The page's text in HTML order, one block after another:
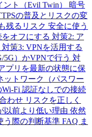
ト（Evil Twin） 暗号
の普及とリスクの変
残るリスク 安全に使う
オフにする 対策2: ア
対策3: VPNを活用する
5G）かVPNで行う 対
プリを最新の状態に保
ットワーク（パスワー
Fi 認証なしでの接続
わせ リスクを正しく
以前より低い理由 依然
う際の判断基準 FAQ ま